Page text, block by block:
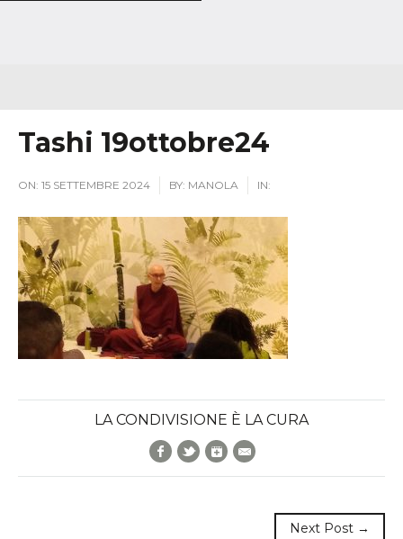
Tashi 19ottobre24
ON: 15 SETTEMBRE 2024 BY: MANOLA IN:
LA CONDIVISIONE È LA CURA
Facebook
TwitterGoogle+
Next Post →